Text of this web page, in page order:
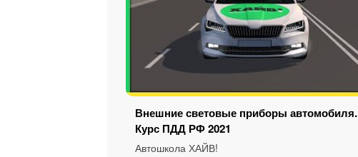
Внешние световые приборы автомобиля.
Курс ПДД РФ 2021
Автошкола ХАЙВ!